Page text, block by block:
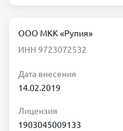
ООО МКК «Рупия»
ИНН 9723072532
Дата внесения
14.02.2019
Лицензия
1903045009133